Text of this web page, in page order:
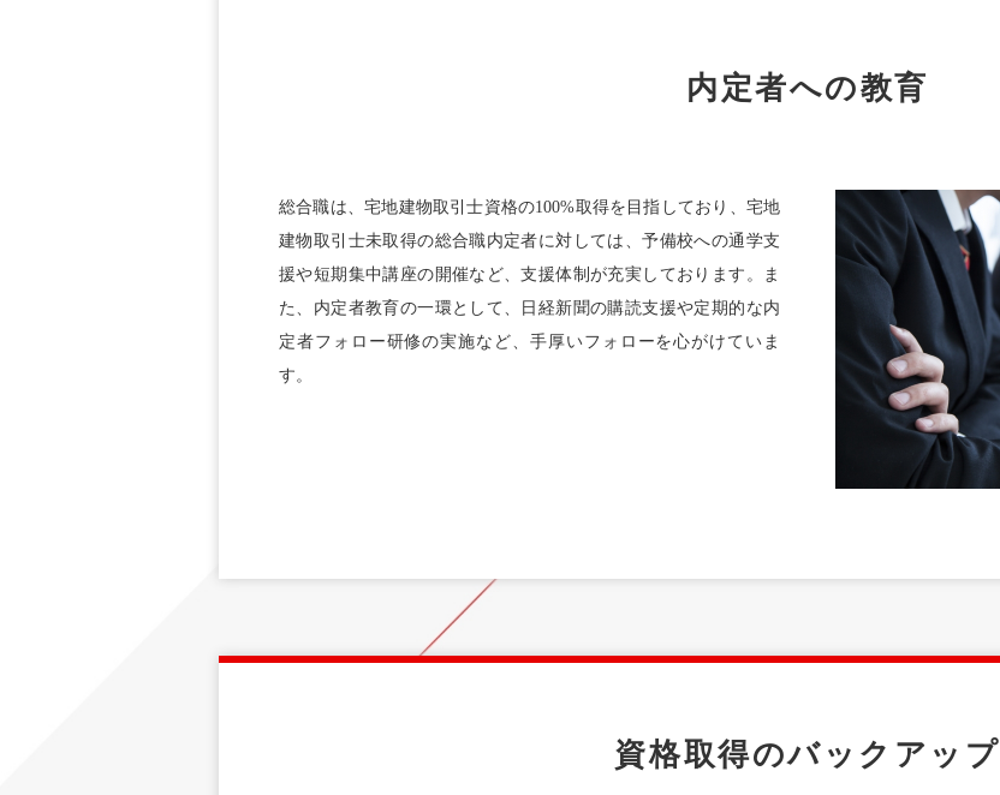
内定者への教育
総合職は、宅地建物取引士資格の100%取得を目指しており、宅地
建物取引士未取得の総合職内定者に対しては、予備校への通学支
援や短期集中講座の開催など、支援体制が充実しております。ま
た、内定者教育の一環として、日経新聞の購読支援や定期的な内
定者フォロー研修の実施など、手厚いフォローを心がけていま
す。
資格取得のバックアップ